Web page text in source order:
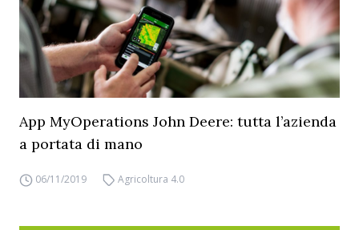
App MyOperations John Deere: tutta l’azienda
a portata di mano
06/11/2019 Agricoltura 4.0